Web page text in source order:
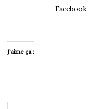
Facebook
J’aime ça :